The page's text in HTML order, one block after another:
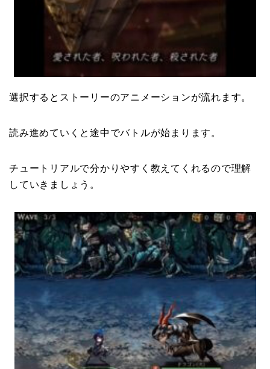
選択するとストーリーのアニメーションが流れます。
読み進めていくと途中でバトルが始まります。
チュートリアルで分かりやすく教えてくれるので理解
していきましょう。